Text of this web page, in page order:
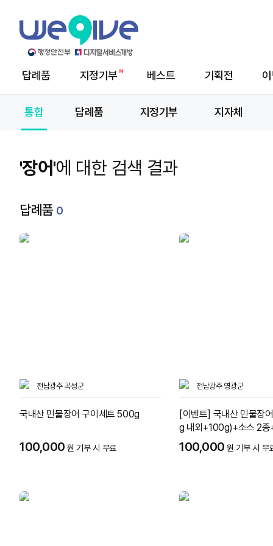
메
답례품 지정기부 베스트 기획전
통합 답례품 지정기부 지자체
'장어'에 대한 검색 결과
답례품 0
전남광주 곡성군
국내산 민물장어 구이세트 500g
100,000 원 기부 시 무료
전남광주 영광군
[이벤트] 국내산 민물
g 내외+100g)+소스 2
100,000 원 기부 시 무